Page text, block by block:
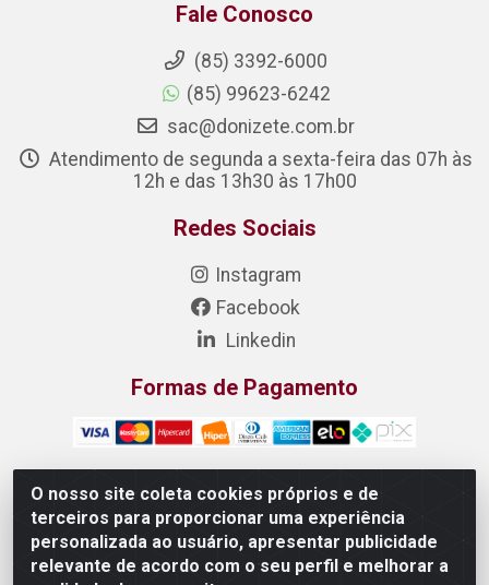
O nosso site coleta cookies próprios e de
terceiros para proporcionar uma experiência
personalizada ao usuário, apresentar publicidade
relevante de acordo com o seu perfil e melhorar a
Fale Conosco
(85) 3392-6000
(85) 99623-6242
sac@donizete.com.br
Atendimento de segunda a sexta-feira das 07h às
12h e das 13h30 às 17h00
Redes Sociais
Instagram
Facebook
Linkedin
Formas de Pagamento
DONIZETE DISTRIBUIDORA DE ALIMENTOS S/A - Rua
Raimundo Matias, 377 - Pedras, Itaitinga/CE - CEP 61.887-
880 - CNPJ 23.577.851/0001-05